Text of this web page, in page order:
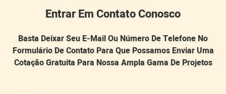
Entrar Em Contato Conosco
Basta Deixar Seu E-Mail Ou Número De Telefone No
Formulário De Contato Para Que Possamos Enviar Uma
Cotação Gratuita Para Nossa Ampla Gama De Projetos